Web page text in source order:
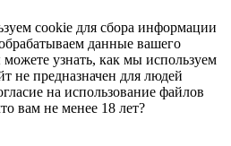
cookie для сбора информации
данные вашего
узнать, как мы используем
не предназначен для людей
на использование файлов
вам не менее 18 лет?